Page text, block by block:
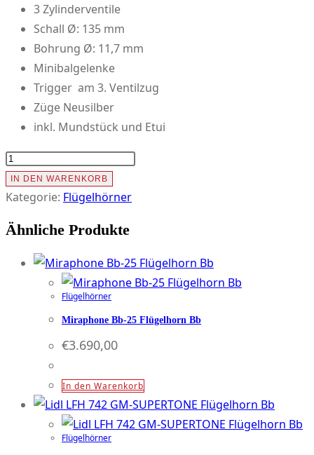
3 Zylinderventile
Schall Ø: 135 mm
Bohrung Ø: 11,7 mm
Minibalgelenke
Trigger am 3. Ventilzug
Züge Neusilber
inkl. Mundstück und Etui
Lidl
LFH
733-
Flügelhorn
IN DEN WARENKORB
Kategorie: Flügelhörner
Ähnliche Produkte
Flügelhörner
Miraphone Bb-25 Flügelhorn Bb
€3.690,00
In den Warenkorb
Flügelhörner